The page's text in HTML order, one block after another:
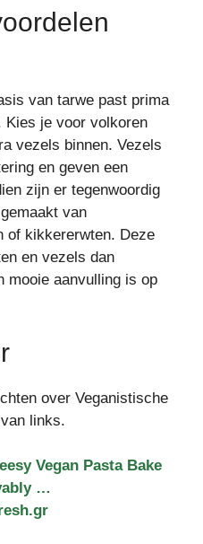
van tarwe past prima
Kies je voor volkoren
vezels binnen. Vezels
en geven een
zijn er tegenwoordig
van
of kikkererwten. Deze
en vezels dan
mooie aanvulling is op
over Veganistische
links.
Vegan Pasta Bake
…